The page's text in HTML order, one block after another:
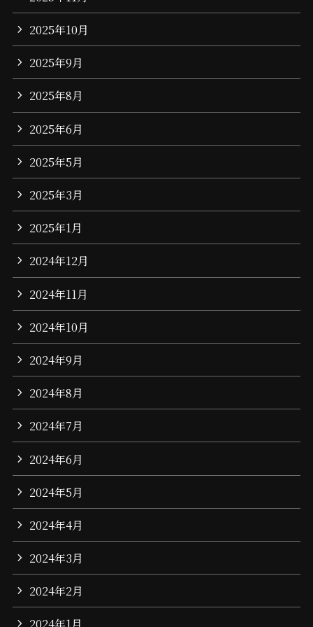
2025年10月
2025年9月
2025年8月
2025年6月
2025年5月
2025年3月
2025年1月
2024年12月
2024年11月
2024年10月
2024年9月
2024年8月
2024年7月
2024年6月
2024年5月
2024年4月
2024年3月
2024年2月